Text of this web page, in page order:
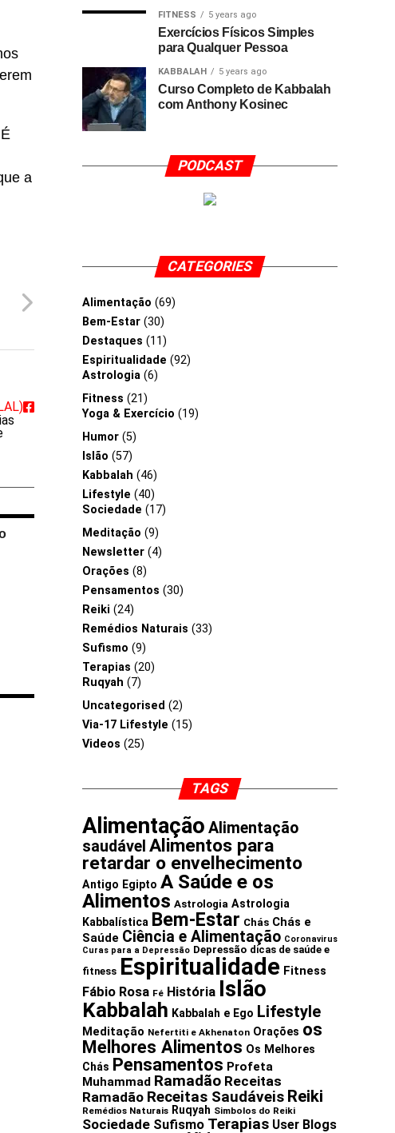
a
FITNESS 5 years ago
Exercícios Físicos Simples
para Qualquer Pessoa
KABBALAH 5 years ago
Curso Completo de Kabbalah
com Anthony Kosinec
PODCAST
CATEGORIES
Alimentação (69)
Bem-Estar (30)
Destaques (11)
Espiritualidade (92)
Astrologia (6)
Fitness (21)
Yoga & Exercício (19)
Humor (5)
Islão (57)
Kabbalah (46)
Lifestyle (40)
Sociedade (17)
Meditação (9)
Newsletter (4)
Orações (8)
Pensamentos (30)
Reiki (24)
Remédios Naturais (33)
Sufismo (9)
Terapias (20)
Ruqyah (7)
Uncategorised (2)
Via-17 Lifestyle (15)
Videos (25)
TAGS
Alimentação Alimentação
saudável Alimentos para
retardar o envelhecimento
Antigo Egipto A Saúde e os
Alimentos Astrologia Astrologia
Kabbalística Bem-Estar Chás Chás e
Saúde Ciência e Alimentação Coronavirus
Curas para a Depressão Depressão dicas de saúde e
fitness Espiritualidade Fitness
Fábio Rosa Fé História Islão
Kabbalah Kabbalah e Ego Lifestyle
Meditação Nefertiti e Akhenaton Orações os
Melhores Alimentos Os Melhores
Chás Pensamentos Profeta
Muhammad Ramadão Receitas
Ramadão Receitas Saudáveis Reiki
Remédios Naturais Ruqyah Simbolos do Reiki
Sociedade Sufismo Terapias User Blogs